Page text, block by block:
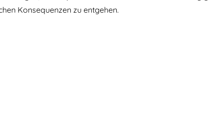
Konsequenzen zu entgehen.